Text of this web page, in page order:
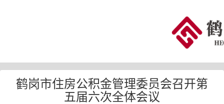
鹤岗市住房公积金管理委员会召开第
五届六次全体会议